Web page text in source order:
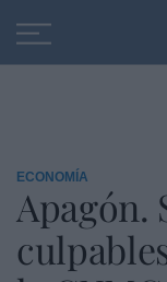
ECONOMÍA
Apagón.